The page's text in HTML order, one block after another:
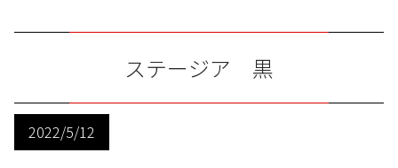
ステージア 黒
2022/5/12